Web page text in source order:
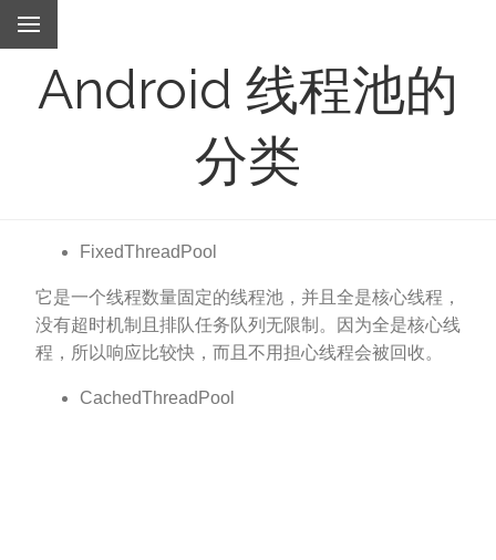
Android 线程池的
分类
FixedThreadPool
它是一个线程数量固定的线程池，并且全是核心线程，
没有超时机制且排队任务队列无限制。因为全是核心线
程，所以响应比较快，而且不用担心线程会被回收。
CachedThreadPool